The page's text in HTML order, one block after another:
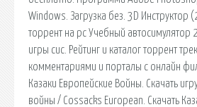
Windows. Загрузка без. 3D Инструктор
торрент на pc Учебный
игры сис. Рейтинг и каталог торрент
комментариями и порталы с онлайн
Казаки Европейские Войны. Скачать
войны / Cossacks European. Скачать